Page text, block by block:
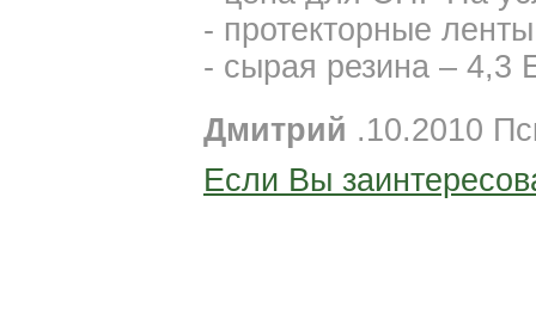
- протекторные
- сырая резина – 4,3
Дмитрий .10.2010
Если Вы